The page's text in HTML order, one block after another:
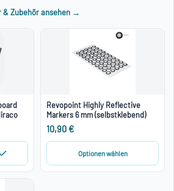
& Zubehör ansehen →
Revopoint Highly Reflective
Markers 6 mm (selbstklebend)
10,90 €
Optionen wählen